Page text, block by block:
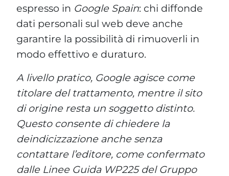
espresso in Google Spain: chi diffonde
dati personali sul web deve anche
garantire la possibilità di rimuoverli in
modo effettivo e duraturo.
A livello pratico, Google agisce come
titolare del trattamento, mentre il sito
di origine resta un soggetto distinto.
Questo consente di chiedere la
deindicizzazione anche senza
contattare l’editore, come confermato
dalle Linee Guida WP225 del Gruppo